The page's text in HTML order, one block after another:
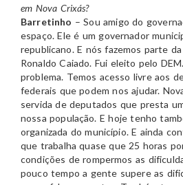
em Nova Crixás?
Barretinho – Sou amigo do
espaço. Ele é um governador
republicano. E nós fazemos parte
Ronaldo Caiado. Fui eleito pelo
problema. Temos acesso livre aos
federais que podem nos ajudar.
servida de deputados que presta
nossa população. E hoje tenho
organizada do município. E ainda
que trabalha quase que 25 horas
condições de rompermos as
pouco tempo a gente supere as